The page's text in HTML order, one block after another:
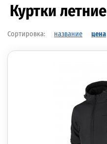
Куртки летние
название цена